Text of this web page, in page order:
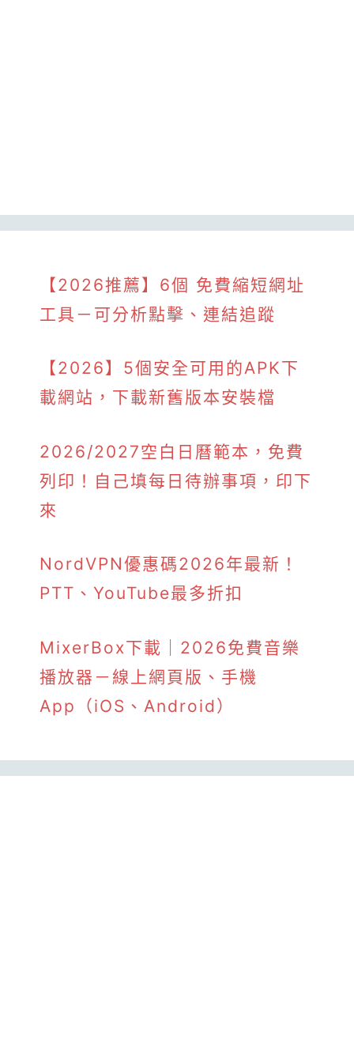
【2026推薦】6個 免費縮短網址
工具－可分析點擊、連結追蹤
【2026】5個安全可用的APK下
載網站，下載新舊版本安裝檔
2026/2027空白日曆範本，免費
列印！自己填每日待辦事項，印下
來
NordVPN優惠碼2026年最新！
PTT、YouTube最多折扣
MixerBox下載｜2026免費音樂
播放器－線上網頁版、手機
App（iOS、Android）